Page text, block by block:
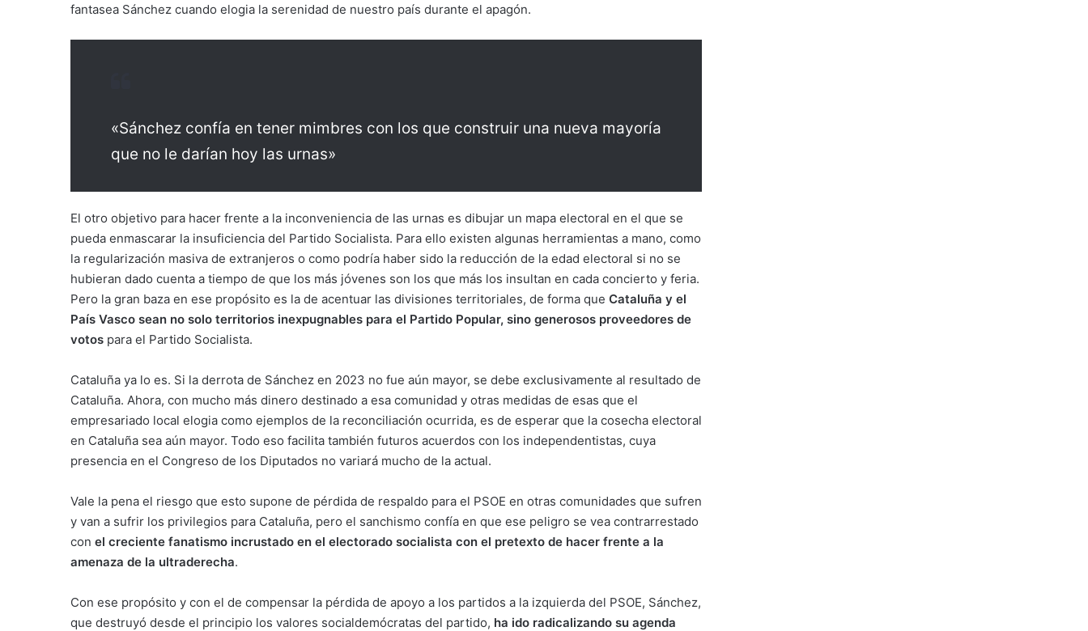
fantasea Sánchez cuando elogia la serenidad de nuestro país durante el apagón.
«Sánchez confía en tener mimbres con los que construir una nueva mayoría
que no le darían hoy las urnas»
El otro objetivo para hacer frente a la inconveniencia de las urnas es dibujar un mapa electoral en el que se
pueda enmascarar la insuficiencia del Partido Socialista. Para ello existen algunas herramientas a mano, como
la regularización masiva de extranjeros o como podría haber sido la reducción de la edad electoral si no se
hubieran dado cuenta a tiempo de que los más jóvenes son los que más los insultan en cada concierto y feria.
Pero la gran baza en ese propósito es la de acentuar las divisiones territoriales, de forma que Cataluña y el
País Vasco sean no solo territorios inexpugnables para el Partido Popular, sino generosos proveedores de
votos para el Partido Socialista.
Cataluña ya lo es. Si la derrota de Sánchez en 2023 no fue aún mayor, se debe exclusivamente al resultado de
Cataluña. Ahora, con mucho más dinero destinado a esa comunidad y otras medidas de esas que el
empresariado local elogia como ejemplos de la reconciliación ocurrida, es de esperar que la cosecha electoral
en Cataluña sea aún mayor. Todo eso facilita también futuros acuerdos con los independentistas, cuya
presencia en el Congreso de los Diputados no variará mucho de la actual.
Vale la pena el riesgo que esto supone de pérdida de respaldo para el PSOE en otras comunidades que sufren
y van a sufrir los privilegios para Cataluña, pero el sanchismo confía en que ese peligro se vea contrarrestado
con el creciente fanatismo incrustado en el electorado socialista con el pretexto de hacer frente a la
amenaza de la ultraderecha.
Con ese propósito y con el de compensar la pérdida de apoyo a los partidos a la izquierda del PSOE, Sánchez,
que destruyó desde el principio los valores socialdemócratas del partido, ha ido radicalizando su agenda